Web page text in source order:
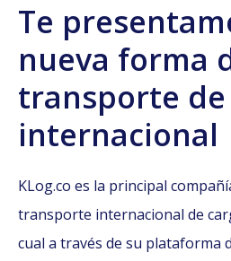
Te
nueva forma
transporte de
internacional
KLog.co es la principal
transporte internacional de
cual a través de su plataforma